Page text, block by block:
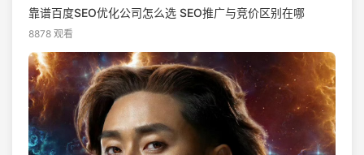
靠谱百度SEO优化公司怎么选 SEO推广与竞价区别在哪
8878 观看